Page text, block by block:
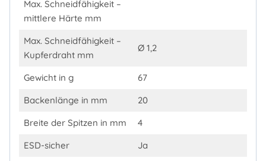
Max. Schneidfähigkeit –
mittlere Härte mm
Max. Schneidfähigkeit –
Kupferdraht mm
Ø 1,2
Gewicht in g
67
Backenlänge in mm
20
Breite der Spitzen in mm
4
ESD-sicher
Ja